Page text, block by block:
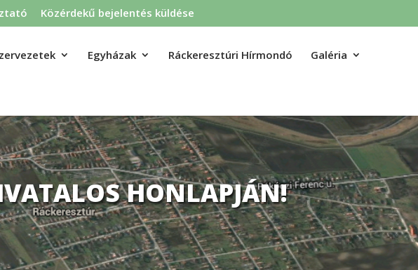
Közérdekű bejelentés küldése
Egyházak Ráckeresztúri Hírmondó Galéria
HONLAPJÁN!